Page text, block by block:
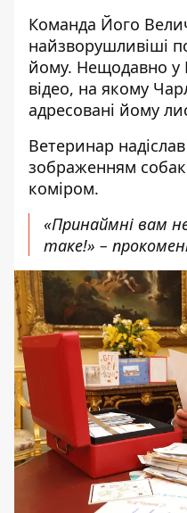
Команда Його
найзворушливіші
йому. Нещодавно у
відео, на якому
адресовані йому
Ветеринар
зображенням
коміром.
«Принаймні вам
таке!» –